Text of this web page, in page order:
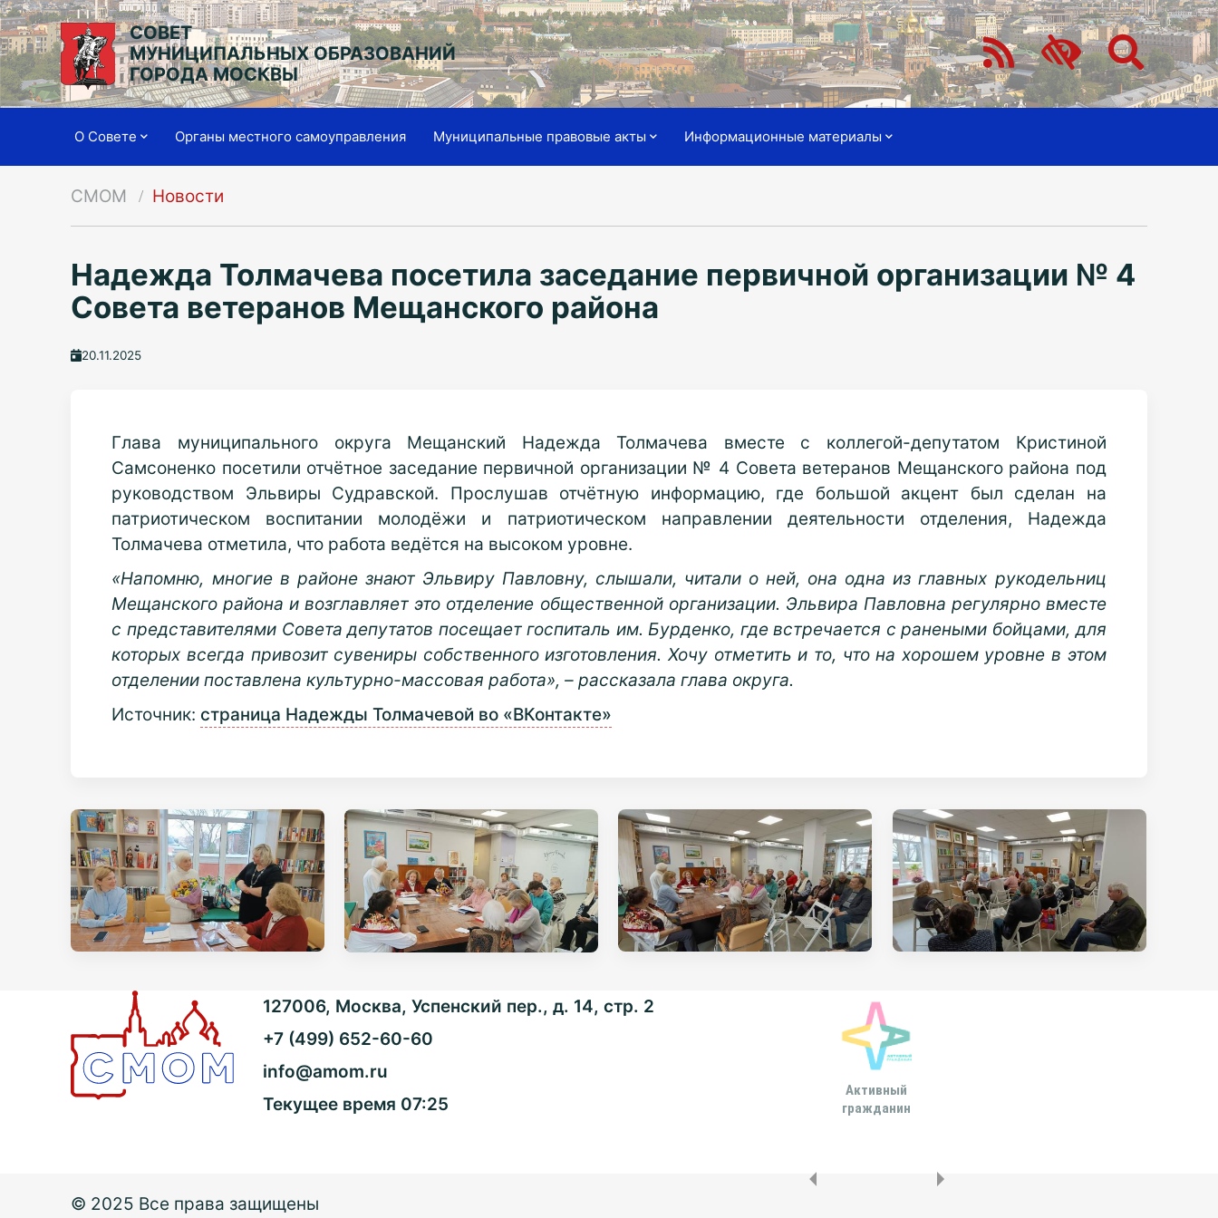
СОВЕТ
МУНИЦИПАЛЬНЫХ ОБРАЗОВАНИЙ
ГОРОДА МОСКВЫ
О Совете Органы местного самоуправления Муниципальные правовые акты Информационные материалы
СМОМ Новости
Надежда Толмачева посетила заседание первичной организации № 4
Совета ветеранов Мещанского района
20.11.2025
Глава муниципального округа Мещанский Надежда Толмачева вместе с коллегой-депутатом Кристиной
Самсоненко посетили отчётное заседание первичной организации № 4 Совета ветеранов Мещанского района под
руководством Эльвиры Судравской. Прослушав отчётную информацию, где большой акцент был сделан на
патриотическом воспитании молодёжи и патриотическом направлении деятельности отделения, Надежда
Толмачева отметила, что работа ведётся на высоком уровне.
«Напомню, многие в районе знают Эльвиру Павловну, слышали, читали о ней, она одна из главных рукодельниц
Мещанского района и возглавляет это отделение общественной организации. Эльвира Павловна регулярно вместе
с представителями Совета депутатов посещает госпиталь им. Бурденко, где встречается с ранеными бойцами, для
которых всегда привозит сувениры собственного изготовления. Хочу отметить и то, что на хорошем уровне в этом
отделении поставлена культурно-массовая работа», – рассказала глава округа.
Источник: страница Надежды Толмачевой во «ВКонтакте»
127006, Москва, Успенский пер., д. 14, стр. 2
+7 (499) 652-60-60
info@amom.ru
Текущее время 07:25
Активный
гражданин
© 2025 Все права защищены